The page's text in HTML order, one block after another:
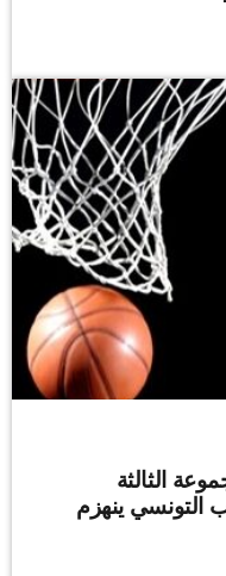
الثالثة
التونسي ينهزم